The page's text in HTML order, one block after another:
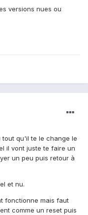
versions nues ou
qu'il te le change le
il vont juste te faire un
un peu puis retour à
et nu.
fonctionne mais faut
comme un reset puis